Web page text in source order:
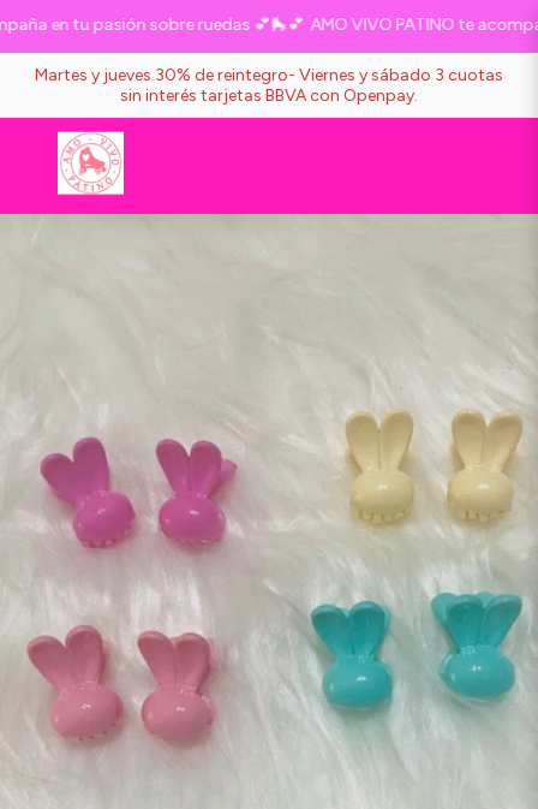
en tu pasión sobre ruedas 💕🛼💕 AMO VIVO PATINO te
Martes y jueves 30% de reintegro- Viernes y sábado 3 cuotas
sin interés tarjetas BBVA con Openpay.